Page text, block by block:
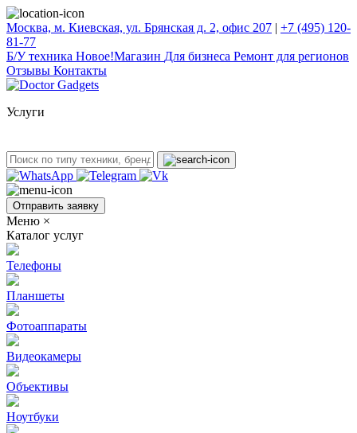
Москва, м. Киевская, ул. Брянская д. 2, офис 207 | +7 (495) 120-
81-77
Б/У техникa Новое!Магазин Для бизнеса Ремонт для регионов
Отзывы Контакты
Услуги
Отправить заявку
Меню ×
Каталог услуг
Телефоны
Планшеты
Фотоаппараты
Видеокамеры
Объективы
Ноутбуки